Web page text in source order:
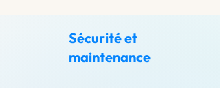
Sécurité et
maintenance